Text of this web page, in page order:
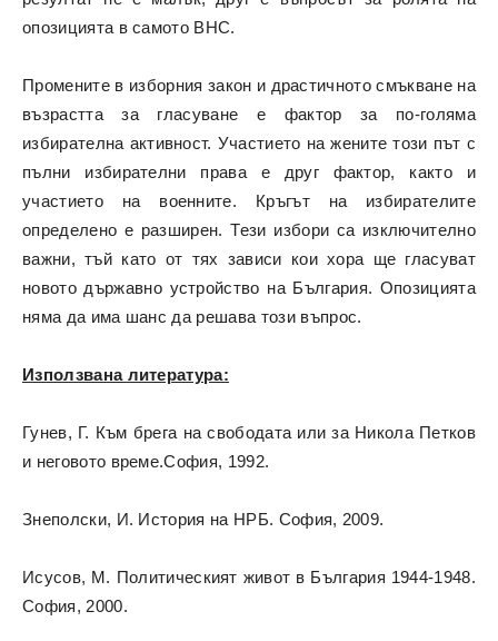
опозицията в самото ВНС.
Промените в изборния закон и драстичното смъкване на
възрастта за гласуване е фактор за по-голяма
избирателна активност. Участието на жените този път с
пълни избирателни права е друг фактор, както и
участието на военните. Кръгът на избирателите
определено е разширен. Тези избори са изключително
важни, тъй като от тях зависи кои хора ще гласуват
новото държавно устройство на България. Опозицията
няма да има шанс да решава този въпрос.
Използвана литература:
Гунев, Г. Към брега на свободата или за Никола Петков
и неговото време.София, 1992.
Знеполски, И. История на НРБ. София, 2009.
Исусов, М. Политическият живот в България 1944-1948.
София, 2000.